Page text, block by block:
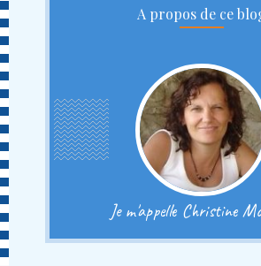
A propos de ce
Je m'appelle Christine